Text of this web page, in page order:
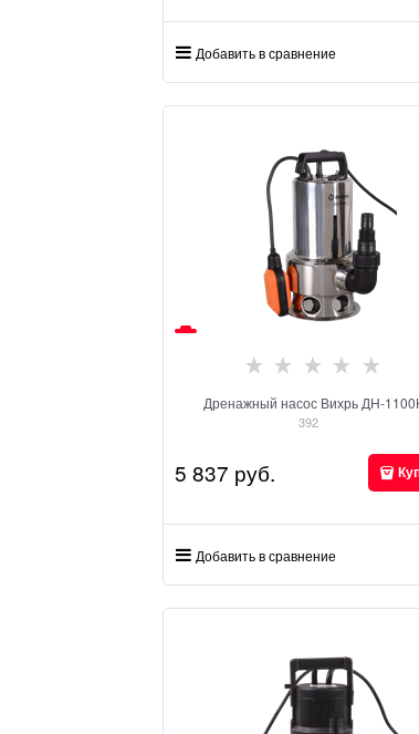
Добавить в сравнение
Дренажный насос Вихрь ДН-
392
5 837 руб.
Добавить в сравнение